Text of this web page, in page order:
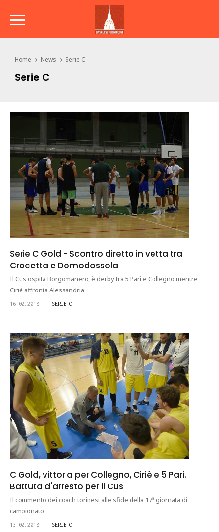
Home News Serie C
Serie C
Serie C Gold - Scontro diretto in vetta tra
Crocetta e Domodossola
Il Cus ospita Borgomanero, è derby tra 5 Pari e Collegno mentre
Ciriè affronta Alessandria
16.02.2018 SERIE C
C Gold, vittoria per Collegno, Ciriè e 5 Pari.
Battuta d'arresto per il Cus
Il commento dei coach torinesi alle sfide della 17ª giornata di
campionato
13.02.2018 SERIE C